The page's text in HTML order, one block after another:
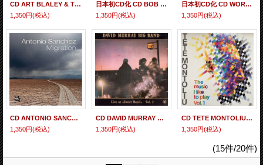
CD ART BLALEY & THE JAZZ MESSENGERS アート・ブレイキー・アンド・ザ・ジャズ・メッセンジャーズ / NOT YET ノット・イェット
1,350円(税込)
日本初CD化 CD BOB MOSES ボブ・モーゼス / DEVOTION デヴォーション
1,350円(税込)
日本初CD化 CD WORLD SAXOPHONE QUARTET ワールド・サキソフォン・カルテット / MOVING RIGHT ALONG ムーヴィング・ライト・アローン
1,350円(税込)
CD ANTONIO SANCHEZ アントニオ・サンチェス / MIGRATION マイグレーション
1,350円(税込)
CD DAVID MURRAY デヴィッド・マレイ / LIVE AT SWEET BASILS VOL.2 ライヴ・アット・スウィート・ベイジル VOL.2
1,350円(税込)
CD TETE MONTOLIU テテ・モントリュー / THE MUSIC I LIKE TO PLAY VOL.1 ザ・ミュージック・アイ・ライク・トゥー・プレイ VOL.1
1,350円(税込)
(15件/20件)